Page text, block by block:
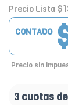
Precio Lista
CONTADO
Precio sin
3 cuotas de